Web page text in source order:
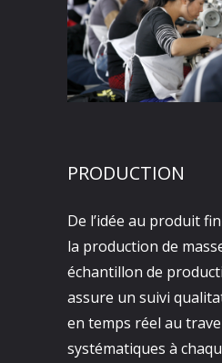
PRODUCTION
De l’idée au produit
la production de
échantillon de
assure un suivi
en temps réel au
systématiques à